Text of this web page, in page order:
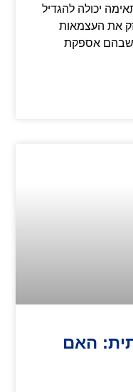
יכולה להגדיל
את העצמאות
שבהם אספקת
האם